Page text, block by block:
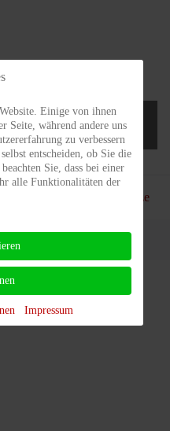
Tennisplätze
Einige von ihnen
Seite, während andere uns
zu verbessern
entscheiden, ob Sie die
Sie, dass bei einer
alle Funktionalitäten der
Impressum